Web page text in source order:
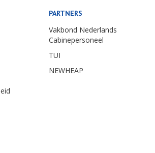
PARTNERS
Vakbond Nederlands
Cabinepersoneel
TUI
NEWHEAP